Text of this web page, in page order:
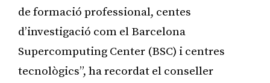
de formació professional, centes
d’investigació com el Barcelona
Supercomputing Center (BSC) i centres
tecnològics”, ha recordat el conseller